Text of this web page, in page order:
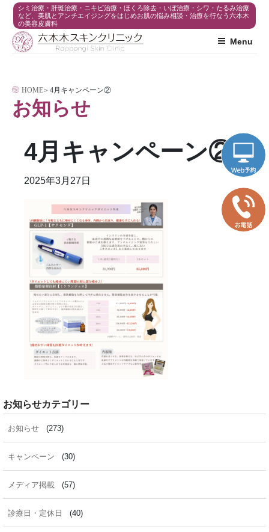
シミ治療・肝斑治療・ニキビ治療・ほくろ除去・いぼ治療・シワ・たるみ治療
など、美肌とアンチエイジングをはじめお肌の悩み相談・治療を行なう六本木
の美容皮膚科
Menu
HOME> 4月キャンペーン②
お知らせ
4月キャンペーン②
2025年3月27日
お知らせカテゴリー
お知らせ (273)
キャンペーン (30)
メディア掲載 (57)
診療日・定休日 (40)